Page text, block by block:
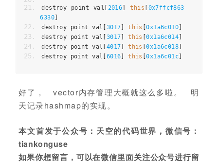
destroy point val 2016 this
0x7ffcf863
6330
destroy point val
3017 this [0x1a6c010
destroy point val
3017 this [0x1a6c014
destroy point val
4017 this [0x1a6c018
destroy point val
6016 this [0x1a6c01c
好了， vector内存管理大概就这么多啦。 明
天记录hashmap的实现。
本文首发于公众号：天空的代码世界，微信号：
tiankonguse
如果你想留言，可以在微信里面关注公众号进行留